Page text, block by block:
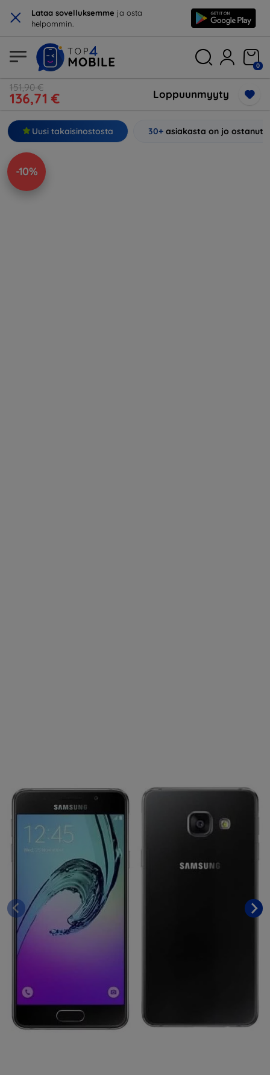
× Lataa sovelluksemme ja osta
helpommin.
0
151,90 €
136,71 € Loppuunmyyty
Uusi takaisinostosta 30+ asiakasta on jo ostanut
-10%